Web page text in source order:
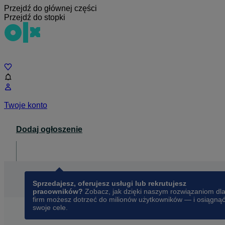
Przejdź do głównej części
Przejdź do stopki
Twoje konto
Dodaj ogłoszenie
Sprzedajesz, oferujesz usługi lub rekrutujesz
pracowników? Zobacz, jak dzięki naszym rozwiązaniom dla
firm możesz dotrzeć do milionów użytkowników — i osiągnąć
swoje cele.